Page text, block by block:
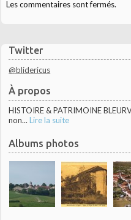
Twitter
@blidericus
À propos
HISTOIRE & PATRIMOINE
non... Lire la suite
Albums photos
Les commentaires sont fermés.